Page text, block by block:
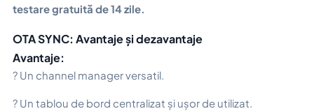
testare gratuită de 14 zile.
OTA SYNC: Avantaje și dezavantaje
Avantaje:
? Un channel manager versatil.
? Un tablou de bord centralizat și ușor de utilizat.